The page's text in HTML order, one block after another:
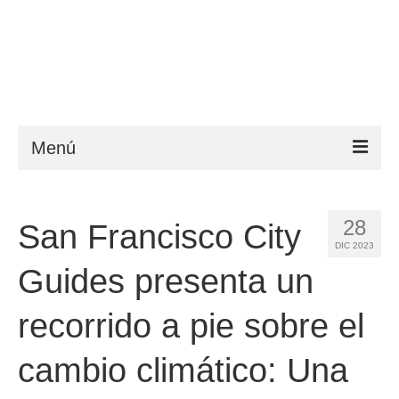
Menú
Requisitos
FAQ
Ayuda
Noticias
28
DIC 2023
San Francisco City
Guides presenta un
recorrido a pie sobre el
cambio climático: Una